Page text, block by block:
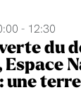
- 12:30
du
une